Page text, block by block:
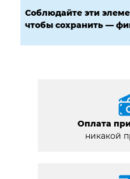
Соблюдайте эти
чтобы сохранить —
Оплата
никакой